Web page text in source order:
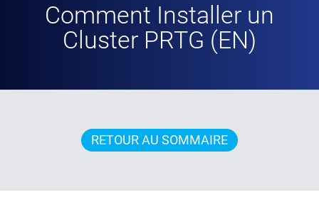
Comment Installer un
Cluster PRTG (EN)
RETOUR AU SOMMAIRE